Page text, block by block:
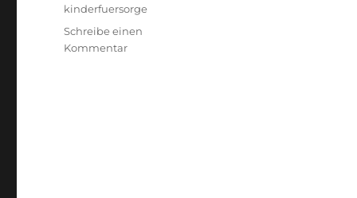
Kategorien
kinderfuersorge
Schreibe einen
Kommentarzu